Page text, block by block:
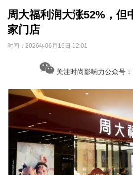
周大福利润大涨52%，但
家门店
时间： 2026年06月16日 12:01
关注时尚影响力公众号